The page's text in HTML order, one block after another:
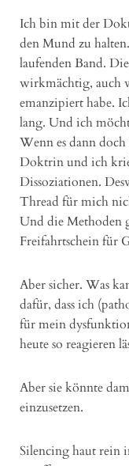
Ich bin mit der
den Mund zu
laufenden Band.
wirkmächtig, auch
emanzipiert habe.
lang. Und ich
Wenn es dann doch
Doktrin und ich
Dissoziationen.
Thread für mich
Und die Methoden
Freifahrtschein für
Aber sicher. Was
dafür, dass ich
für mein
heute so reagieren
Aber sie könnte
einzusetzen.
Silencing haut rein